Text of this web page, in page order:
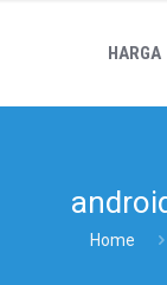
HARGA
Home